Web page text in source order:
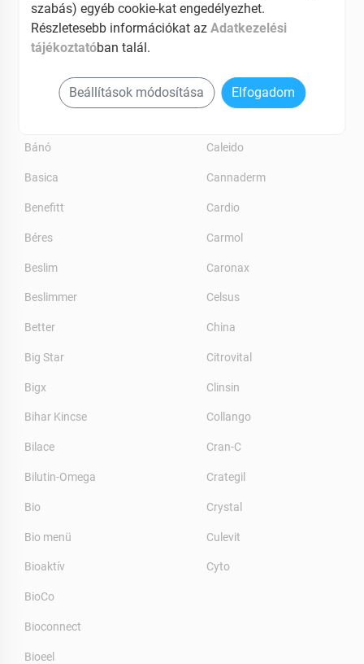
Ashwaganda
Bánó
Basica
Benefitt
Béres
Beslim
Beslimmer
Better
Big Star
Bigx
Bihar Kincse
Bilace
Bilutin-Omega
Bio
Bio menü
Bioaktív
BioCo
Bioconnect
Bioeel
C
Caleido
Cannaderm
Cardio
Carmol
Caronax
Celsus
China
Citrovital
Clinsin
Collango
Cran-C
Crategil
Crystal
Culevit
Cyto
szabás) egyéb cookie-kat engedélyezhet.
Részletesebb információkat azAdatkezelési
tájékoztatóban talál.
Beállítások módosítása Elfogadom